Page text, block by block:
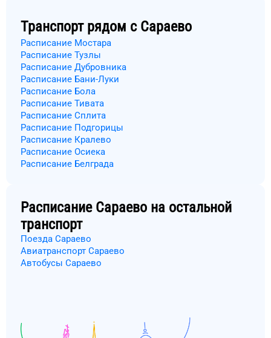
Транспорт рядом с Сараево
Расписание Мостара
Расписание Тузлы
Расписание Дубровника
Расписание Бани-Луки
Расписание Бола
Расписание Тивата
Расписание Сплита
Расписание Подгорицы
Расписание Кралево
Расписание Осиека
Расписание Белграда
Расписание Сараево на остальной
транспорт
Поезда Сараево
Авиатранспорт Сараево
Автобусы Сараево